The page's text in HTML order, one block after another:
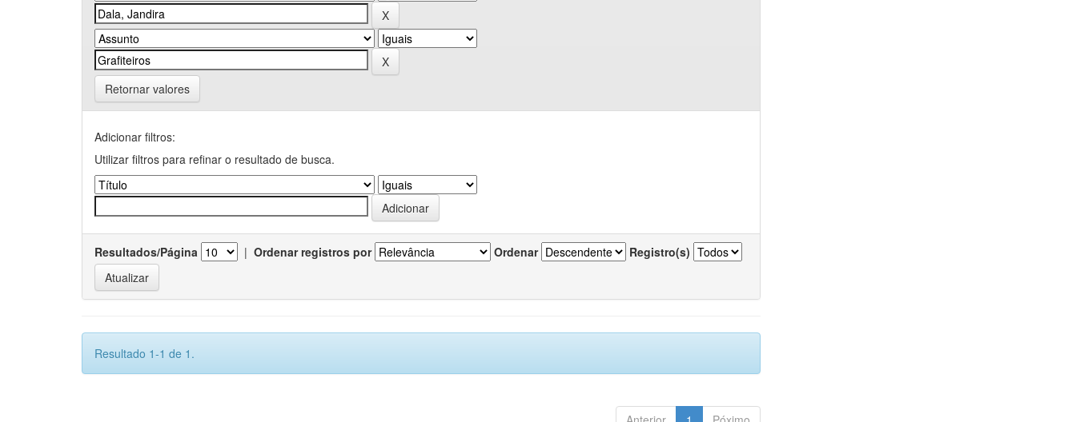
Retornar valores
Adicionar filtros:
Utilizar filtros para refinar o resultado de busca.
Resultados/Página | Ordenar registros por Ordenar Registro(s)
Resultado 1-1 de 1.